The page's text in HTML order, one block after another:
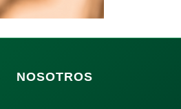
NOSOTROS